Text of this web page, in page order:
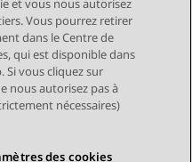
Sujet suivant
et vous nous autorisez
Vous pourrez retirer
dans le Centre de
qui est disponible dans
Si vous cliquez sur
nous autorisez pas à
nécessaires)
des cookies